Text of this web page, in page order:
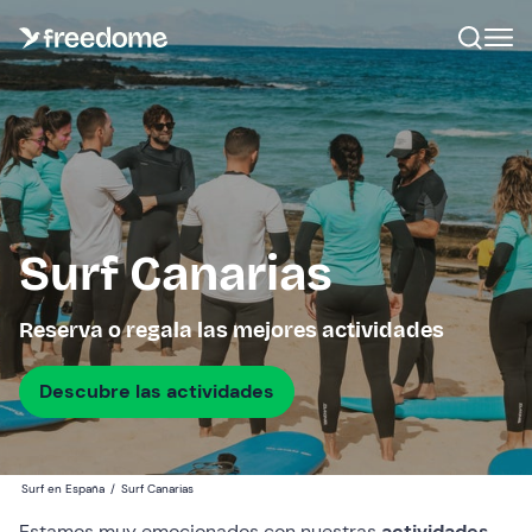
Surf Canarias
Reserva o regala las mejores actividades
Descubre las actividades
Surf en España / Surf Canarias